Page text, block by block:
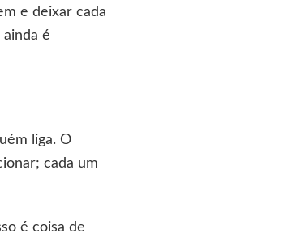
e deixar cada
é
liga. O
cada um
é coisa de